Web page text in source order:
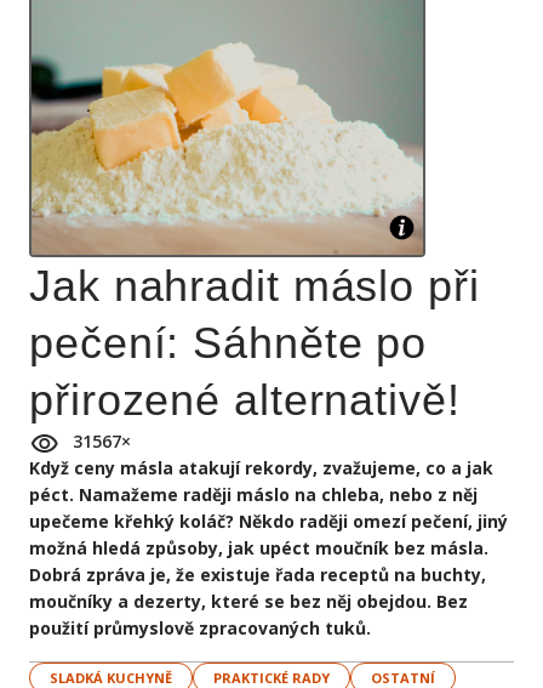
Jak nahradit máslo při
pečení: Sáhněte po
přirozené alternativě!
31567×
Když ceny másla atakují rekordy, zvažujeme, co a jak
péct. Namažeme raději máslo na chleba, nebo z něj
upečeme křehký koláč? Někdo raději omezí pečení, jiný
možná hledá způsoby, jak upéct moučník bez másla.
Dobrá zpráva je, že existuje řada receptů na buchty,
moučníky a dezerty, které se bez něj obejdou. Bez
použití průmyslově zpracovaných tuků.
SLADKÁ KUCHYNĚ PRAKTICKÉ RADY
OSTATNÍ